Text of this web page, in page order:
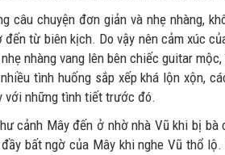
câu chuyện đơn giản và nhẹ nhàng,
đến từ biên kịch. Do vậy nên cảm xúc
nhàng vang lên bên chiếc guitar
tình huống sắp xếp khá lộn xộn,
với những tình tiết trước đó.
cảnh Mây đến ở nhờ nhà Vũ khi bị
bất ngờ của Mây khi nghe Vũ thổ